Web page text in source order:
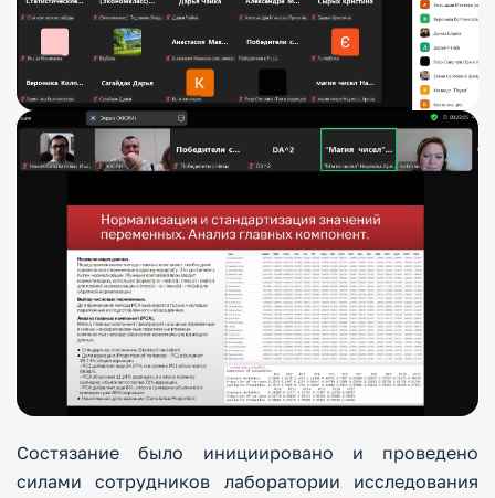
Состязание было инициировано и проведено
силами сотрудников лаборатории исследования